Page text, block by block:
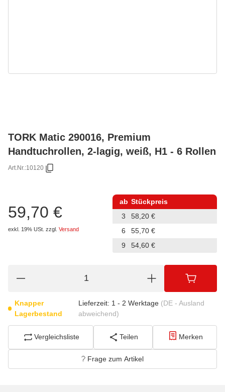
TORK Matic 290016, Premium
Handtuchrollen, 2-lagig, weiß, H1 - 6 Rollen
Art.Nr.:10120
59,70 €
exkl. 19% USt. zzgl. Versand
ab Stückpreis
3
58,20 €
6
55,70 €
9
54,60 €
Knapper
Lagerbestand
Lieferzeit: 1 - 2 Werktage (DE - Ausland
abweichend)
Vergleichsliste Teilen Merken
Frage zum Artikel